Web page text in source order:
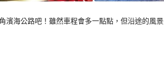
濱海公路吧！雖然車程會多一點點，但沿途的風